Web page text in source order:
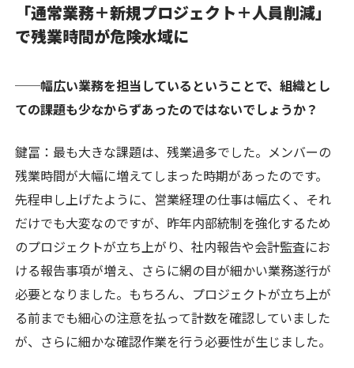
「通常業務＋新規プロジェクト＋人員削減」
で残業時間が危険水域に
──幅広い業務を担当しているということで、組織とし
ての課題も少なからずあったのではないでしょうか？
鍵冨 ：最も大きな課題は、残業過多でした。メンバーの
残業時間が大幅に増えてしまった時期があったのです。
先程申し上げたように、営業経理の仕事は幅広く、それ
だけでも大変なのですが、昨年内部統制を強化するため
のプロジェクトが立ち上がり、社内報告や会計監査にお
ける報告事項が増え、さらに網の目が細かい業務遂行が
必要となりました。もちろん、プロジェクトが立ち上が
る前までも細心の注意を払って計数を確認していました
が、さらに細かな確認作業を行う必要性が生じました。